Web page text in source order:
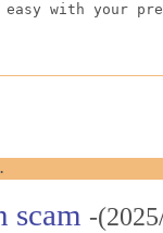
easy with your
scam -